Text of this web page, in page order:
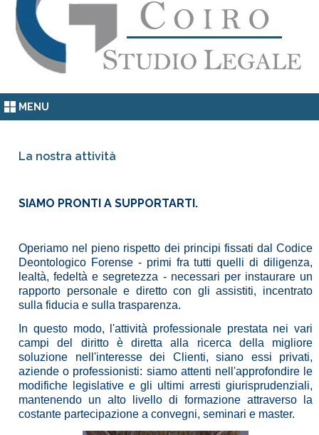
MENU
La nostra attività
SIAMO PRONTI A SUPPORTARTI.
Operiamo nel pieno rispetto dei principi fissati dal Codice
Deontologico Forense - primi fra tutti quelli di diligenza,
lealtà, fedeltà e segretezza - necessari per instaurare un
rapporto personale e diretto con gli assistiti, incentrato
sulla fiducia e sulla trasparenza.
In questo modo, l'attività professionale prestata nei vari
campi del diritto è diretta alla ricerca della migliore
soluzione nell'interesse dei Clienti, siano essi privati,
aziende o professionisti: siamo attenti nell'approfondire le
modifiche legislative e gli ultimi arresti giurisprudenziali,
mantenendo un alto livello di formazione attraverso la
costante partecipazione a convegni, seminari e master.